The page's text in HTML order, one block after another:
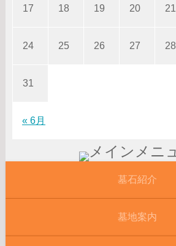
« 6月
17 18 19 20 21
24 25 26 27 28
31
墓石紹介
墓地案内